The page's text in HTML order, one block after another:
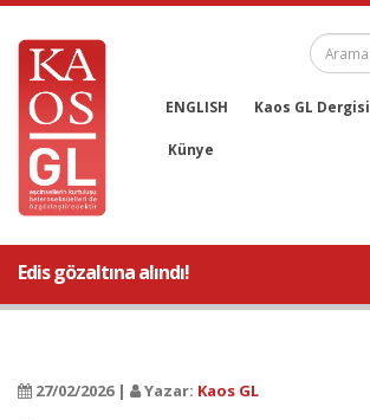
ENGLISH Kaos GL Dergisi
Künye
Edis gözaltına alındı!
27/02/2026 | Yazar: Kaos GL